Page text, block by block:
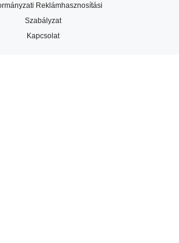
Reklámhasznosítási
Szabályzat
Kapcsolat